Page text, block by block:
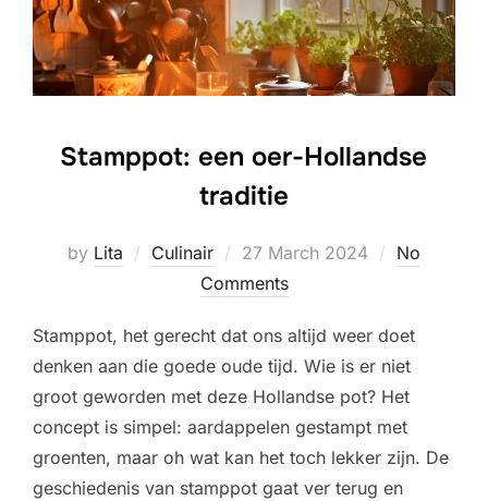
Stamppot: een oer-Hollandse
traditie
by Lita Culinair
Posted
on
27 March 2024
No
Comments
Stamppot, het gerecht dat ons altijd weer doet
denken aan die goede oude tijd. Wie is er niet
groot geworden met deze Hollandse pot? Het
concept is simpel: aardappelen gestampt met
groenten, maar oh wat kan het toch lekker zijn. De
geschiedenis van stamppot gaat ver terug en